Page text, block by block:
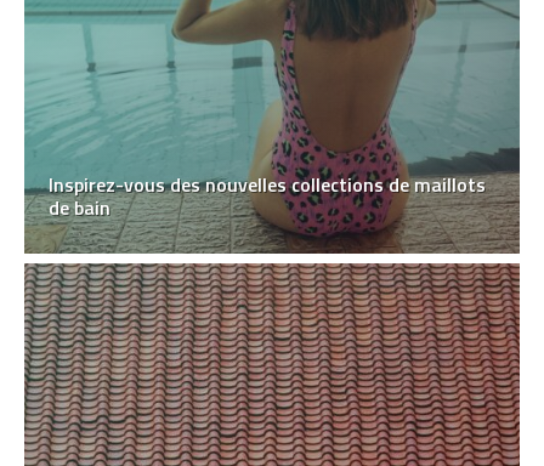
Inspirez-vous des nouvelles collections de maillots
de bain